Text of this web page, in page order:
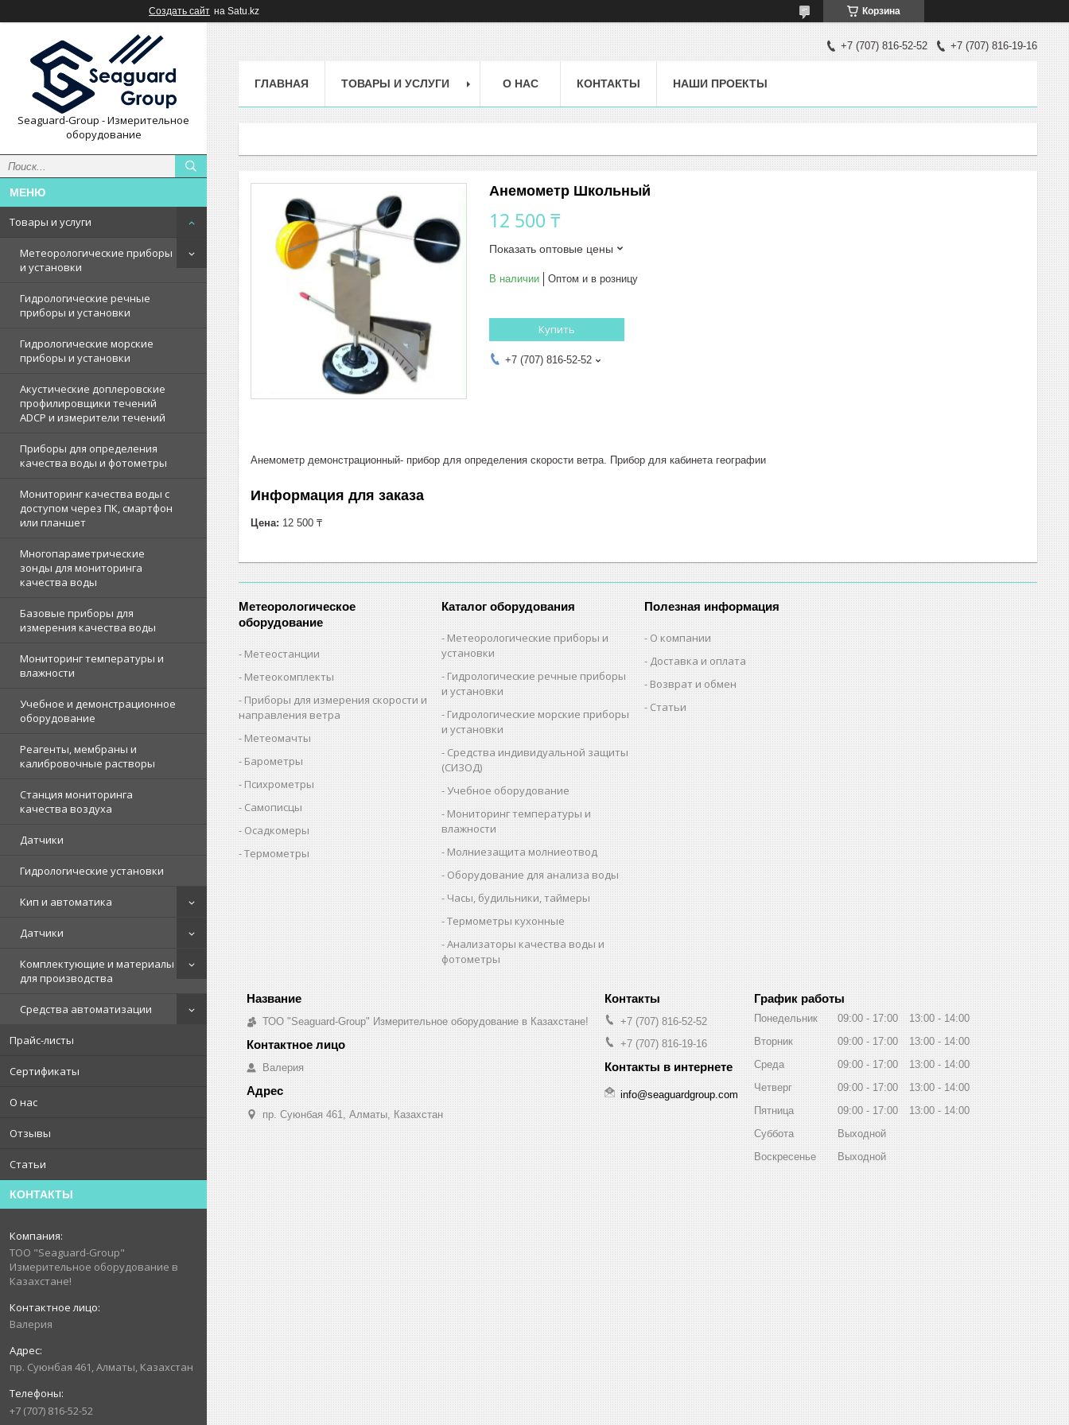
Создать сайт на Satu.kz Корзина
Seaguard-Group - Измерительное
оборудование
Товары и услуги
Метеорологические приборы
и установки
Гидрологические речные
приборы и установки
Гидрологические морские
приборы и установки
Акустические доплеровские
профилировщики течений
ADCP и измерители течений
Приборы для определения
качества воды и фотометры
Мониторинг качества воды с
доступом через ПК, смартфон
или планшет
Многопараметрические
зонды для мониторинга
качества воды
Базовые приборы для
измерения качества воды
Мониторинг температуры и
влажности
Учебное и демонстрационное
оборудование
Реагенты, мембраны и
калибровочные растворы
Станция мониторинга
качества воздуха
Датчики
Гидрологические установки
Кип и автоматика
Датчики
Комплектующие и материалы
для производства
Средства автоматизации
Прайс-листы
Сертификаты
О нас
Отзывы
Статьи
КОНТАКТЫ
ТОО "Seaguard-Group"
Измерительное оборудование в
Казахстане!
Валерия
пр. Суюнбая 461, Алматы, Казахстан
+7 (707) 816-52-52
+7 (707) 816-52-52 +7 (707) 816-19-16
ГЛАВНАЯ ТОВАРЫ И УСЛУГИ О НАС КОНТАКТЫ НАШИ ПРОЕКТЫ
Анемометр Школьный
12 500 ₸
Показать оптовые цены
В наличии Оптом и в розницу
Купить
+7 (707) 816-52-52
Анемометр демонстрационный- прибор для определения скорости ветра. Прибор для кабинета географии
Информация для заказа
Цена: 12 500 ₸
Метеорологическое
оборудование
Метеостанции
Метеокомплекты
Приборы для измерения скорости и
направления ветра
Метеомачты
Барометры
Психрометры
Самописцы
Осадкомеры
Термометры
Каталог оборудования
Метеорологические приборы и
установки
Гидрологические речные приборы
и установки
Гидрологические морские приборы
и установки
Средства индивидуальной защиты
(СИЗОД)
Учебное оборудование
Мониторинг температуры и
влажности
Молниезащита молниеотвод
Оборудование для анализа воды
Часы, будильники, таймеры
Термометры кухонные
Анализаторы качества воды и
фотометры
Полезная информация
О компании
Доставка и оплата
Возврат и обмен
Статьи
ТОО "Seaguard-Group" Измерительное оборудование в Казахстане!
Валерия
пр. Суюнбая 461, Алматы, Казахстан
+7 (707) 816-52-52
+7 (707) 816-19-16
info@seaguardgroup.com
График работы
Понедельник 09:00 17:00 13:00
14:00
Вторник
09:00 17:00 13:00
14:00
Среда
09:00 17:00 13:00
14:00
Четверг
09:00 17:00 13:00
14:00
Пятница
09:00 17:00 13:00
14:00
Суббота
Выходной
Воскресенье
Выходной